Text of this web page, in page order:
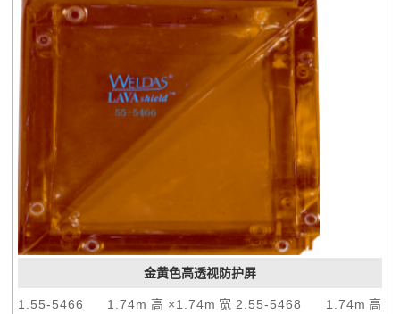
上，或可悬挂在轨道上组成活动的焊接屏风。
金黄色高透视防护屏
1.55-5466 1.74m高×1.74m宽2.55-5468 1.74m高